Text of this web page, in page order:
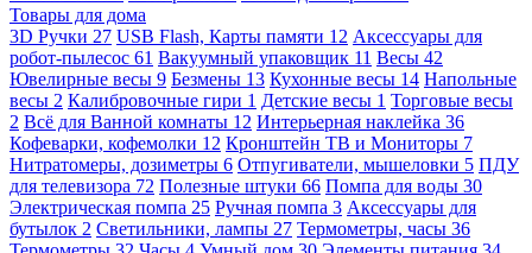
Товары для дома
3D Ручки 27 USB Flash, Карты памяти 12 Аксессуары для
робот-пылесос 61 Вакуумный упаковщик 11 Весы 42
Ювелирные весы 9 Безмены 13 Кухонные весы 14 Напольные
весы 2 Калибровочные гири 1 Детские весы 1 Торговые весы
2 Всё для Ванной комнаты 12 Интерьерная наклейка 36
Кофеварки, кофемолки 12 Кронштейн ТВ и Мониторы 7
Нитратомеры, дозиметры 6 Отпугиватели, мышеловки 5 ПДУ
для телевизора 72 Полезные штуки 66 Помпа для воды 30
Электрическая помпа 25 Ручная помпа 3 Аксессуары для
бутылок 2 Светильники, лампы 27 Термометры, часы 36